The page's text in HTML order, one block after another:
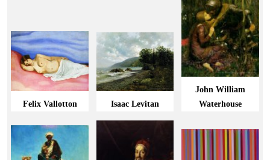
Felix Vallotton Isaac Levitan
John William
Waterhouse